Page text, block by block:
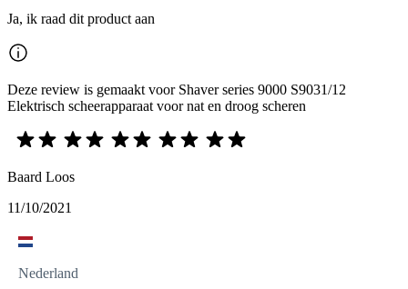
Ja, ik raad dit product aan
Deze review is gemaakt voor Shaver series 9000 S9031/12
Elektrisch scheerapparaat voor nat en droog scheren
Baard Loos
11/10/2021
Nederland